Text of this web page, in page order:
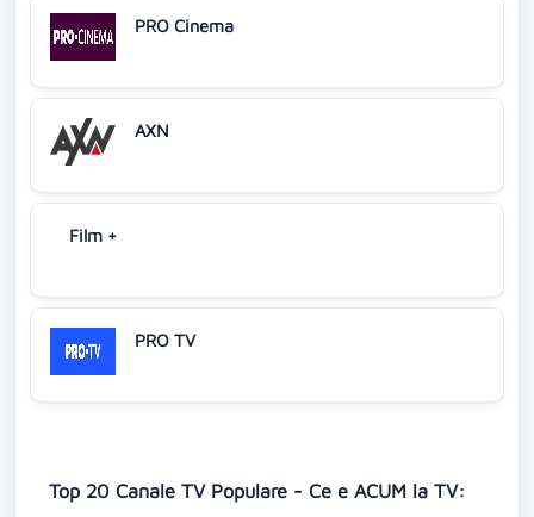
PRO Cinema
AXN
Film +
PRO TV
Top 20 Canale TV Populare - Ce e ACUM la TV: